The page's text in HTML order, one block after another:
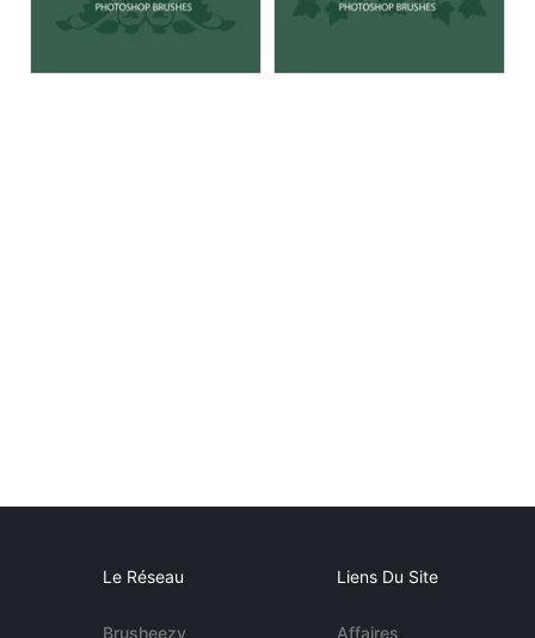
Le Réseau
Brusheezy
Liens Du Site
Affaires